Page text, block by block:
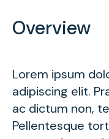
Overview
Lorem ipsum
adipiscing elit.
ac dictum non,
Pellentesque